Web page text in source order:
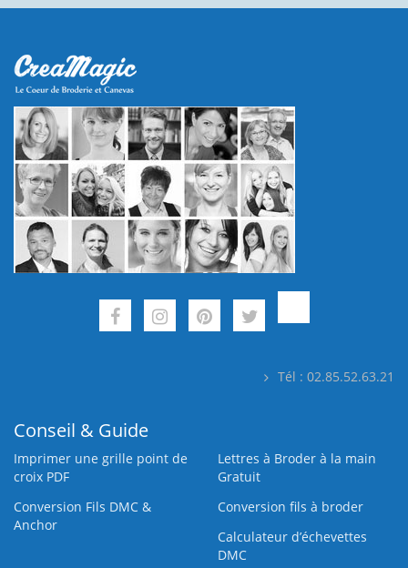
Tél : 02.85.52.63.21
Conseil & Guide
Imprimer une grille point de
croix PDF
Lettres à Broder à la main
Gratuit
Conversion Fils DMC &
Anchor
Conversion fils à broder
Calculateur d’échevettes
DMC